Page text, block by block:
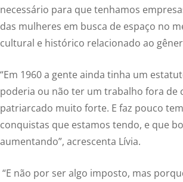
necessário para que tenhamos
das mulheres em busca de espaço no
cultural e histórico relacionado ao
“Em 1960 a gente ainda tinha um
poderia ou não ter um trabalho fora de
patriarcado muito forte. E faz pouco
conquistas que estamos tendo, e que
aumentando”, acrescenta Lívia.
“E não por ser algo imposto, mas